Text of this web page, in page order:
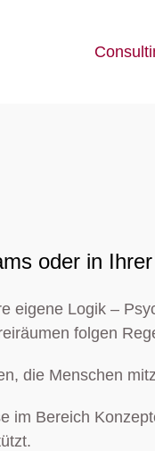
oder in
Logik –
folgen
die Menschen
Bereich